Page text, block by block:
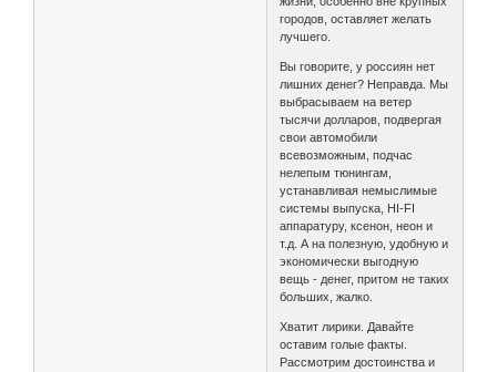
городов, оставляет желать
лучшего.
Вы говорите, у россиян нет
лишних денег? Неправда. Мы
выбрасываем на ветер
тысячи долларов, подвергая
свои автомобили
всевозможным, подчас
нелепым тюнингам,
устанавливая немыслимые
системы выпуска, HI-FI
аппаратуру, ксенон, неон и
т.д. А на полезную, удобную и
экономически выгодную
вещь - денег, притом не таких
больших, жалко.
Хватит лирики. Давайте
оставим голые факты.
Рассмотрим достоинства и